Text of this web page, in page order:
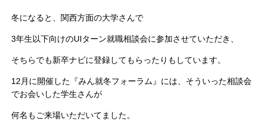
冬になると、関西方面の大学さんで
3年生以下向けのUIターン就職相談会に参加させていただき、
そちらでも新卒ナビに登録してもらったりもしています。
12月に開催した『みん就冬フォーラム』には、そういった相談会
でお会いした学生さんが
何名もご来場いただいてました。